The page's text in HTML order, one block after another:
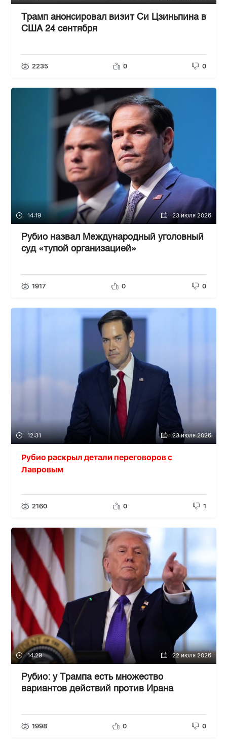
Трамп анонсировал визит Си Цзиньпина в
США 24 сентября
2235 0 0
14:19 23 июля 2026
Рубио назвал Международный уголовный
суд «тупой организацией»
1917 0 0
12:31 23 июля 2026
Рубио раскрыл детали переговоров с
Лавровым
2160 0 1
14:29 22 июля 2026
Рубио: у Трампа есть множество
вариантов действий против Ирана
1998 0 0